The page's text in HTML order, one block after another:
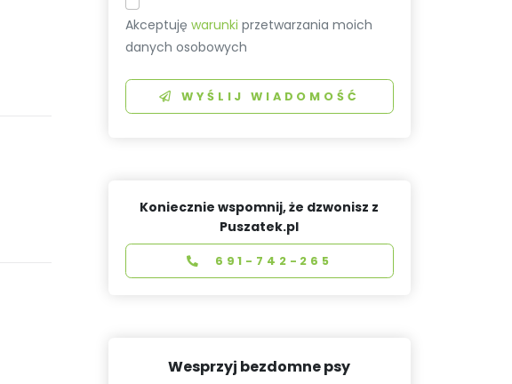
Akceptujęwarunki przetwarzania moich
danych osobowych
WYŚLIJ WIADOMOŚĆ
Koniecznie wspomnij, że dzwonisz z
Puszatek.pl
691-742-265
Wesprzyj bezdomne psy